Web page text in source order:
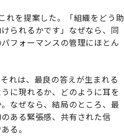
れを提案した。「組織をどう助
られるかです」なぜなら、同
フォーマンスの管理にほとん
れは、最良の答えが生まれる
に現れるか、どのように耳を
なぜなら、結局のところ、最
ある緊張感、共有された信
る。